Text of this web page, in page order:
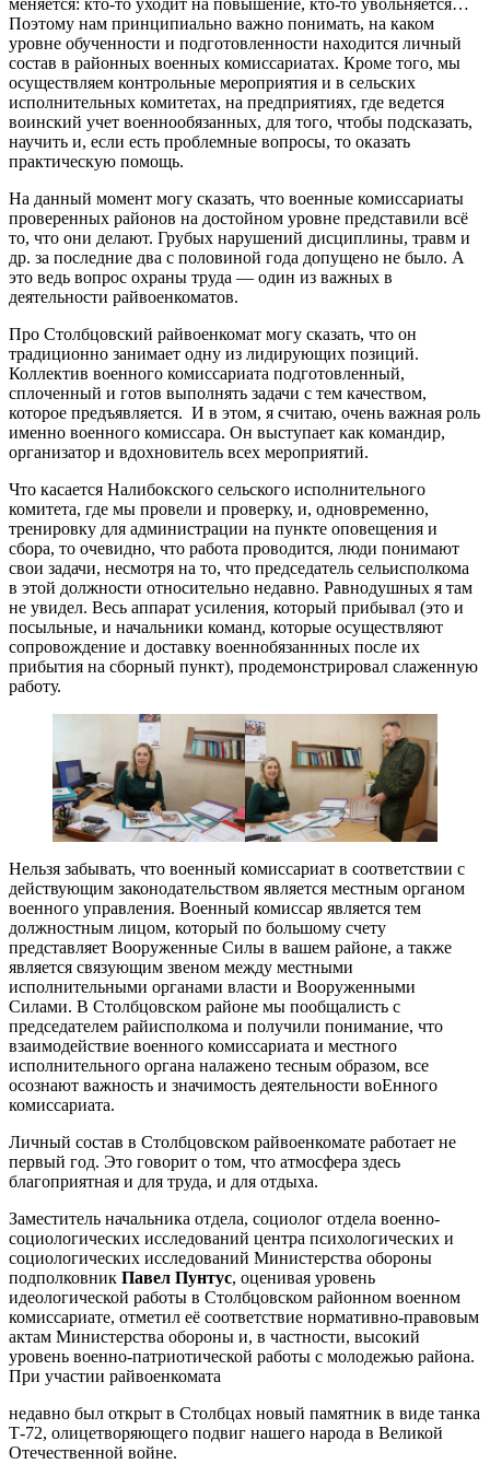
Поэтому нам принципиально важно понимать, на каком
уровне обученности и подготовленности находится личный
состав в районных военных комиссариатах. Кроме того, мы
осуществляем контрольные мероприятия и в сельских
исполнительных комитетах, на предприятиях, где ведется
воинский учет военнообязанных, для того, чтобы подсказать,
научить и, если есть проблемные вопросы, то оказать
практическую помощь.
На данный момент могу сказать, что военные комиссариаты
проверенных районов на достойном уровне представили всё
то, что они делают. Грубых нарушений дисциплины, травм и
др. за последние два с половиной года допущено не было. А
это ведь вопрос охраны труда — один из важных в
деятельности райвоенкоматов.
Про Столбцовский райвоенкомат могу сказать, что он
традиционно занимает одну из лидирующих позиций.
Коллектив военного комиссариата подготовленный,
сплоченный и готов выполнять задачи с тем качеством,
которое предъявляется. И в этом, я считаю, очень важная роль
именно военного комиссара. Он выступает как командир,
организатор и вдохновитель всех мероприятий.
Что касается Налибокского сельского исполнительного
комитета, где мы провели и проверку, и, одновременно,
тренировку для администрации на пункте оповещения и
сбора, то очевидно, что работа проводится, люди понимают
свои задачи, несмотря на то, что председатель сельисполкома
в этой должности относительно недавно. Равнодушных я там
не увидел. Весь аппарат усиления, который прибывал (это и
посыльные, и начальники команд, которые осуществляют
сопровождение и доставку военнобязаннных после их
прибытия на сборный пункт), продемонстрировал слаженную
работу.
Нельзя забывать, что военный комиссариат в соответствии с
действующим законодательством является местным органом
военного управления. Военный комиссар является тем
должностным лицом, который по большому счету
представляет Вооруженные Силы в вашем районе, а также
является связующим звеном между местными
исполнительными органами власти и Вооруженными
Силами. В Столбцовском районе мы пообщалисть с
председателем райисполкома и получили понимание, что
взаимодействие военного комиссариата и местного
исполнительного органа налажено тесным образом, все
осознают важность и значимость деятельности воЕнного
комиссариата.
Личный состав в Столбцовском райвоенкомате работает не
первый год. Это говорит о том, что атмосфера здесь
благоприятная и для труда, и для отдыха.
Заместитель начальника отдела, социолог отдела военно-
социологических исследований центра психологических и
социологических исследований Министерства обороны
подполковник Павел Пунтус, оценивая уровень
идеологической работы в Столбцовском районном военном
комиссариате, отметил её соответствие нормативно-правовым
актам Министерства обороны и, в частности, высокий
уровень военно-патриотической работы с молодежью района.
При участии райвоенкомата
недавно был открыт в Столбцах новый памятник в виде танка
Т-72, олицетворяющего подвиг нашего народа в Великой
Отечественной войне.